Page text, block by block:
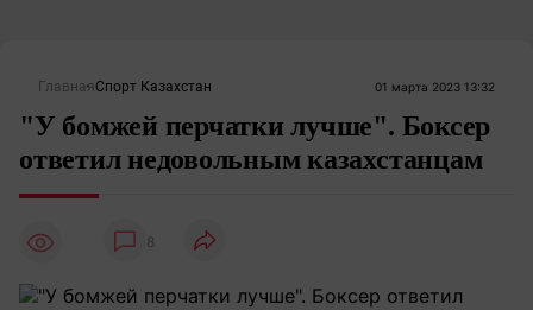
Главная Спорт Казахстан 01 марта 2023 13:32
"У бомжей перчатки лучше". Боксер
ответил недовольным казахстанцам
8